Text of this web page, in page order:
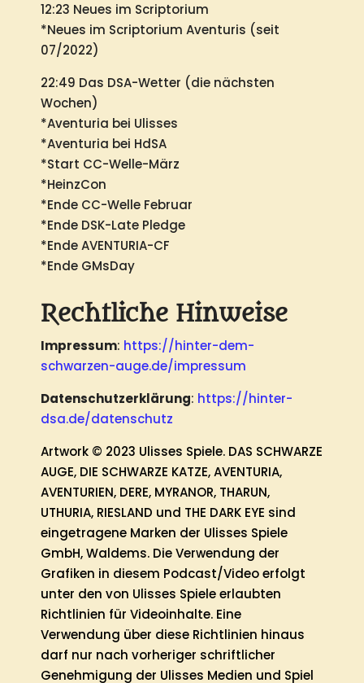
12:23 Neues im Scriptorium
*Neues im Scriptorium Aventuris (seit
07/2022)
22:49 Das DSA-Wetter (die nächsten
Wochen)
*Aventuria bei Ulisses
*Aventuria bei HdSA
*Start CC-Welle-März
*HeinzCon
*Ende CC-Welle Februar
*Ende DSK-Late Pledge
*Ende AVENTURIA-CF
*Ende GMsDay
Rechtliche Hinweise
Impressum: https://hinter-dem-
schwarzen-auge.de/impressum
Datenschutzerklärung: https://hinter-
dsa.de/datenschutz
Artwork © 2023 Ulisses Spiele. DAS SCHWARZE
AUGE, DIE SCHWARZE KATZE, AVENTURIA,
AVENTURIEN, DERE, MYRANOR, THARUN,
UTHURIA, RIESLAND und THE DARK EYE sind
eingetragene Marken der Ulisses Spiele
GmbH, Waldems. Die Verwendung der
Grafiken in diesem Podcast/Video erfolgt
unter den von Ulisses Spiele erlaubten
Richtlinien für Videoinhalte. Eine
Verwendung über diese Richtlinien hinaus
darf nur nach vorheriger schriftlicher
Genehmigung der Ulisses Medien und Spiel